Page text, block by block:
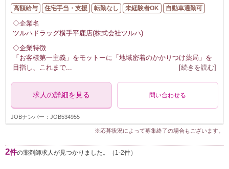
高額給与 住宅手当・支援 転勤なし 未経験者OK 自動車通勤可
◇企業名
ツルハドラッグ横手平鹿店(株式会社ツルハ)
◇企業特徴
「お客様第一主義」をモットーに「地域密着のかかりつけ薬局」を
目指し、これまで
[続きを読む]
求人の詳細を見る 問い合わせる
JOBナンバー：JOB534955
※応募状況によって募集終了の場合もございます。
2件の薬剤師求人が見つかりました。（1-2件）